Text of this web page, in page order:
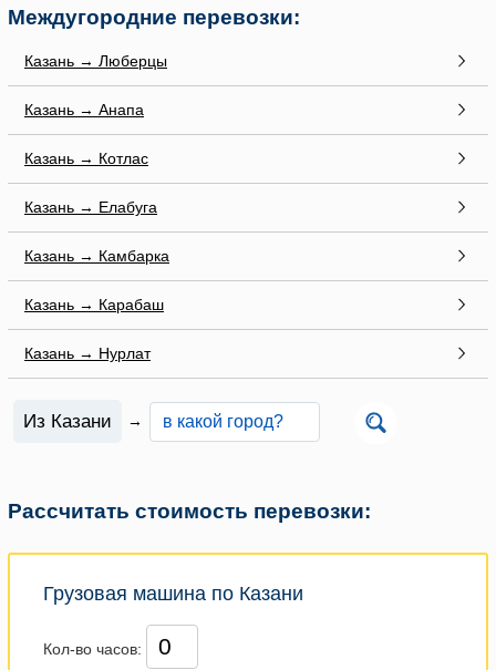
Междугородние перевозки:
Казань → Люберцы
Казань → Анапа
Казань → Котлас
Казань → Елабуга
Казань → Камбарка
Казань → Карабаш
Казань → Нурлат
Из Казани →
Рассчитать стоимость перевозки:
Грузовая машина по Казани
Кол-во часов: